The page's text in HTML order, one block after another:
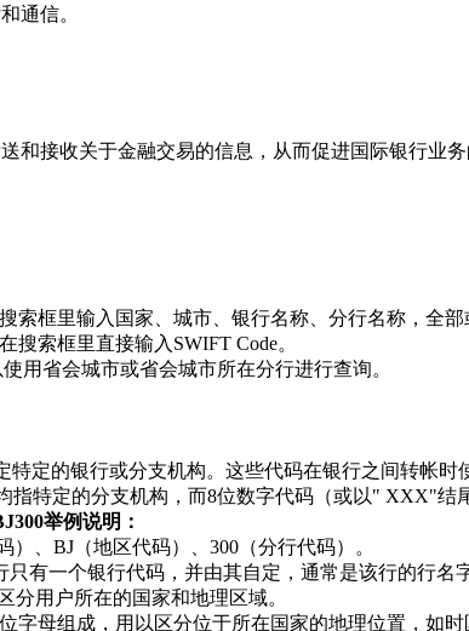
通信。
和接收关于金融交易的信息，从而促进国际银行业务
索框里输入国家、城市、银行名称、分行名称，全部
索框里直接输入SWIFT Code。
用省会城市或省会城市所在分行进行查询。
特定的银行或分支机构。这些代码在银行之间转帐
指特定的分支机构，而8位数字代码（或以" XXX"结
举例说明：
、BJ（地区代码）、300（分行代码）。
有一个银行代码，并由其自定，通常是该行的行名
分用户所在的国家和地理区域。
字母组成，用以区分位于所在国家的地理位置，如时